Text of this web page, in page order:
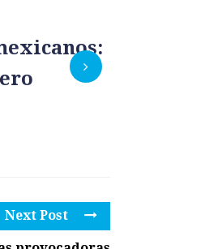
Next Post